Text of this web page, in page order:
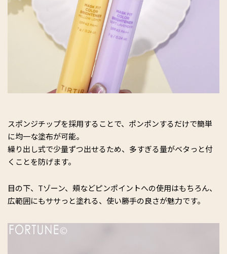
スポンジチップを採用することで、ポンポンするだけで簡単
に均一な塗布が可能。
繰り出し式で少量ずつ出せるため、多すぎる量がベタっと付
くことを防げます。
目の下、Tゾーン、頬などピンポイントへの使用はもちろん、
広範囲にもササっと塗れる、使い勝手の良さが魅力です。